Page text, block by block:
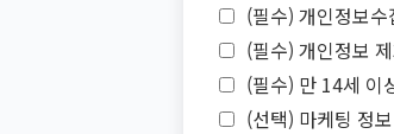
(필수) 개인정보
(필수) 개인정보
(필수) 만 14세 이
(선택) 마케팅 정